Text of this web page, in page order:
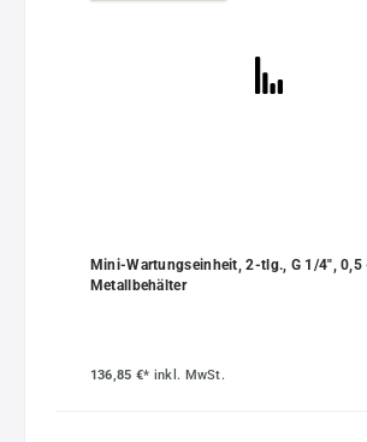
Mini-Wartungseinheit, 2-tlg., G 1/4", 0,5
Metallbehälter
136,85 €* inkl. MwSt.